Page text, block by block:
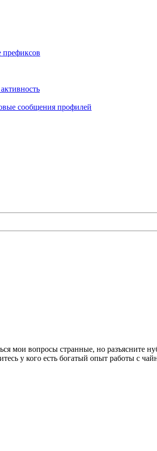
префиксов
сообщения профилей
мои вопросы странные, но
у кого есть богатый опыт работы с